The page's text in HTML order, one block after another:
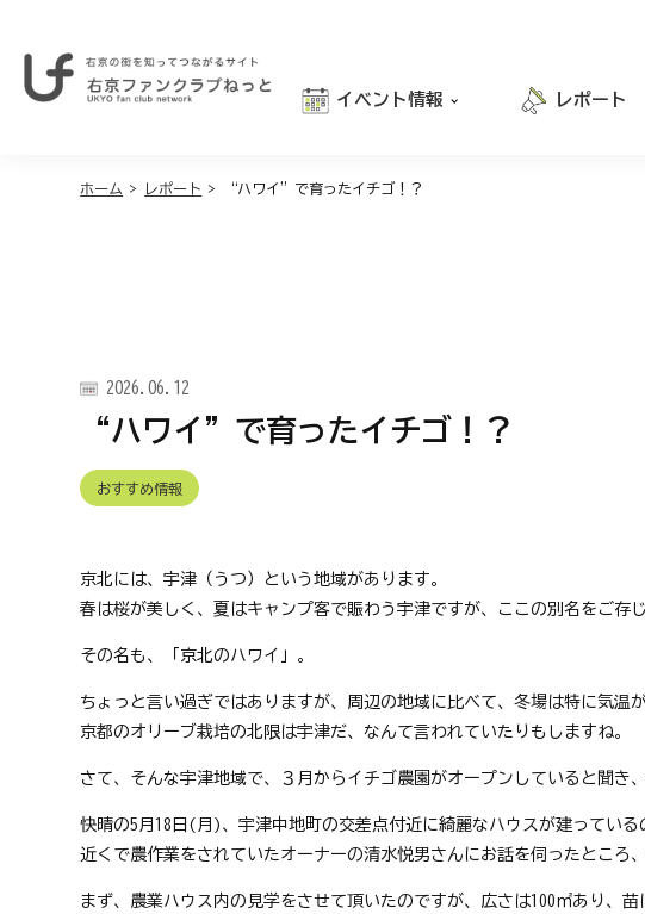
イベント情報
グルメ
レポート
ホーム > レポート > “ハワイ”で育ったイチゴ！？
2026.06.12
“ハワイ”で育ったイチゴ！？
おすすめ情報
京北には、宇津（うつ）という地域があります。
春は桜が美しく、夏はキャンプ客で賑わう宇津ですが、ここの別名をご存
その名も、「京北のハワイ」。
ちょっと言い過ぎではありますが、周辺の地域に比べて、冬場は特に気温
京都のオリーブ栽培の北限は宇津だ、なんて言われていたりもしますね。
さて、そんな宇津地域で、３月からイチゴ農園がオープンしていると聞き
快晴の5月18日(月)、宇津中地町の交差点付近に綺麗なハウスが建っている
近くで農作業をされていたオーナーの清水悦男さんにお話を伺ったところ
まず、農業ハウス内の見学をさせて頂いたのですが、広さは100㎡あり、苗